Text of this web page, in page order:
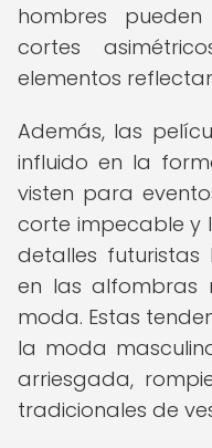
hombres
cortes
elementos
Además, las
influido en la
visten para
corte impecable y
detalles
en las alfombras
moda. Estas
la moda
arriesgada,
tradicionales de